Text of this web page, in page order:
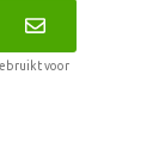
voor